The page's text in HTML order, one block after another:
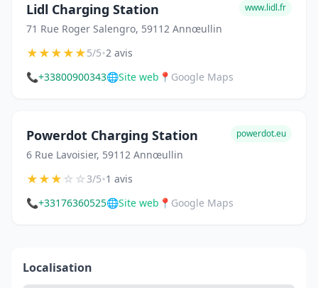
Lidl Charging Station
71 Rue Roger Salengro, 59112 Annœullin
www.lidl.fr
★★★★★5/5•2 avis
📞+33800900343🌐Site web 📍 Google Maps
Powerdot Charging Station
6 Rue Lavoisier, 59112 Annœullin
powerdot.eu
★★★☆☆3/5•1 avis
📞+33176360525🌐Site web 📍 Google Maps
Localisation